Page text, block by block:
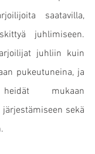
saatavilla,
juhlimiseen.
juhliin kuin
pukeutuneina, ja
mukaan
sekä